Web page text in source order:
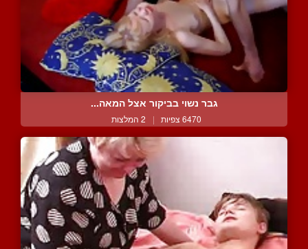
גבר נשוי בביקור אצל המאה...
6470 צפיות | 2 המלצות